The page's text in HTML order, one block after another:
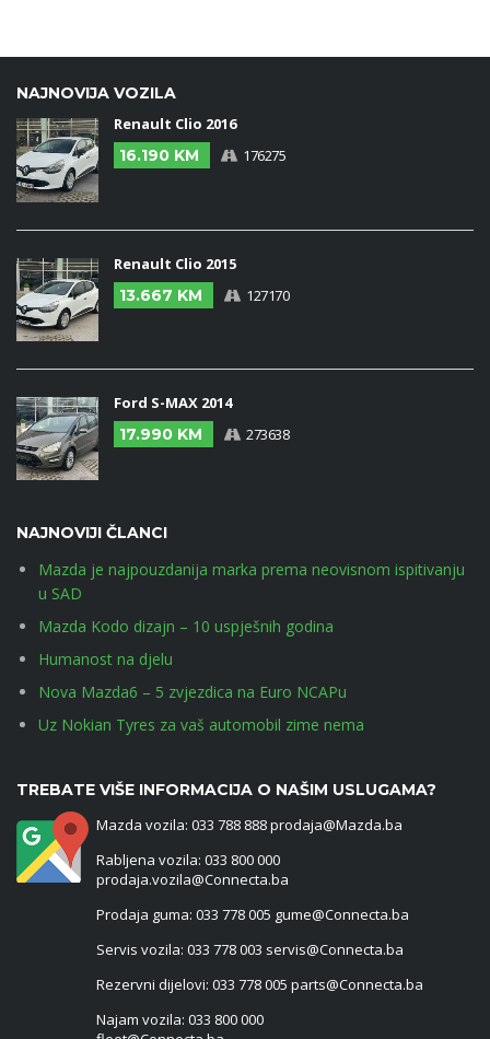
NAJNOVIJA VOZILA
Renault Clio 2016
16.190 KM
176275
Renault Clio 2015
13.667 KM
127170
Ford S-MAX 2014
17.990 KM
273638
NAJNOVIJI ČLANCI
Mazda je najpouzdanija marka prema neovisnom ispitivanju
u SAD
Mazda Kodo dizajn – 10 uspješnih godina
Humanost na djelu
Nova Mazda6 – 5 zvjezdica na Euro NCAPu
Uz Nokian Tyres za vaš automobil zime nema
TREBATE VIŠE INFORMACIJA O NAŠIM USLUGAMA?
Mazda vozila: 033 788 888 prodaja@Mazda.ba
Rabljena vozila: 033 800 000
prodaja.vozila@Connecta.ba
Prodaja guma: 033 778 005 gume@Connecta.ba
Servis vozila: 033 778 003 servis@Connecta.ba
Rezervni dijelovi: 033 778 005 parts@Connecta.ba
Najam vozila: 033 800 000